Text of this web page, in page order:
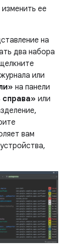
ее
на
два набора
или
на панели
справа» или
вам